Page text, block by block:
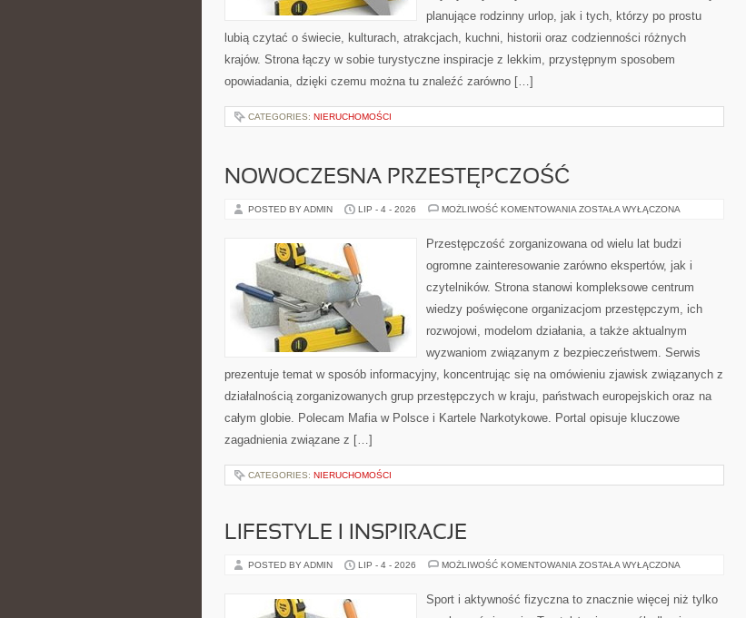
planujące rodzinny urlop, jak i tych, którzy po prostu
lubią czytać o świecie, kulturach, atrakcjach, kuchni, historii oraz codzienności różnych
krajów. Strona łączy w sobie turystyczne inspiracje z lekkim, przystępnym sposobem
opowiadania, dzięki czemu można tu znaleźć zarówno […]
CATEGORIES: NIERUCHOMOŚCI
NOWOCZESNA PRZESTĘPCZOŚĆ
POSTED BY ADMIN LIP - 4 - 2026 MOŻLIWOŚĆ KOMENTOWANIA NOWOCZESNA
ZOSTAŁA WYŁĄCZONA
Przestępczość zorganizowana od wielu lat budzi
ogromne zainteresowanie zarówno ekspertów, jak i
czytelników. Strona stanowi kompleksowe centrum
wiedzy poświęcone organizacjom przestępczym, ich
rozwojowi, modelom działania, a także aktualnym
wyzwaniom związanym z bezpieczeństwem. Serwis
prezentuje temat w sposób informacyjny, koncentrując się na omówieniu zjawisk związanych z
działalnością zorganizowanych grup przestępczych w kraju, państwach europejskich oraz na
całym globie. Polecam Mafia w Polsce i Kartele Narkotykowe. Portal opisuje kluczowe
zagadnienia związane z […]
CATEGORIES: NIERUCHOMOŚCI
LIFESTYLE I INSPIRACJE
POSTED BY ADMIN LIP - 4 - 2026 MOŻLIWOŚĆ KOMENTOWANIA LIFESTYLE
ZOSTAŁA WYŁĄCZONA
Sport i aktywność fizyczna to znacznie więcej niż tylko